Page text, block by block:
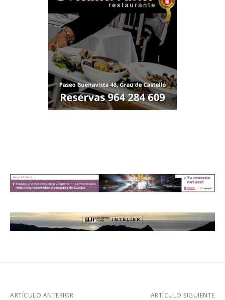
ARTÍCULO ANTERIOR ARTÍCULO SIGUIENTE